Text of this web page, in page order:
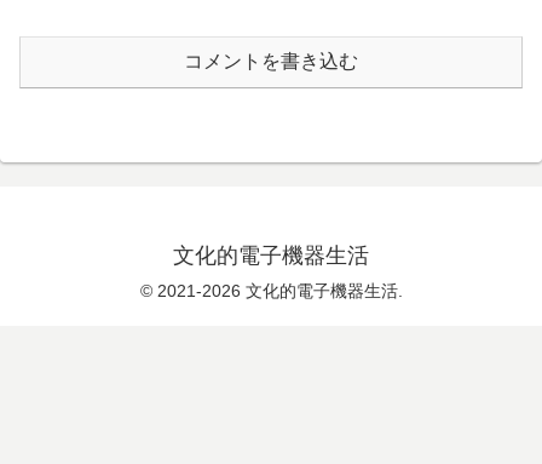
コメントを書き込む
文化的電子機器生活
© 2021-2026 文化的電子機器生活.